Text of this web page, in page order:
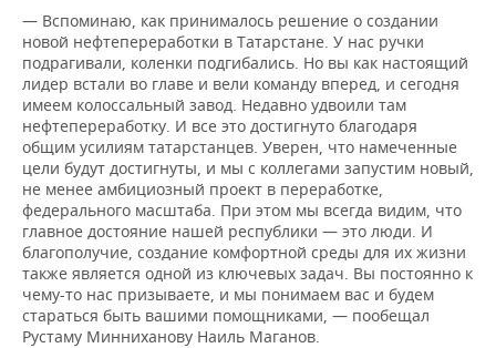
— Вспоминаю, как принималось решение о создании
новой нефтепереработки в Татарстане. У нас ручки
подрагивали, коленки подгибались. Но вы как настоящий
лидер встали во главе и вели команду вперед, и сегодня
имеем колоссальный завод. Недавно удвоили там
нефтепереработку. И все это достигнуто благодаря
общим усилиям татарстанцев. Уверен, что намеченные
цели будут достигнуты, и мы с коллегами запустим новый,
не менее амбициозный проект в переработке,
федерального масштаба. При этом мы всегда видим, что
главное достояние нашей республики — это люди. И
благополучие, создание комфортной среды для их жизни
также является одной из ключевых задач. Вы постоянно к
чему-то нас призываете, и мы понимаем вас и будем
стараться быть вашими помощниками, — пообещал
Рустаму Минниханову Наиль Маганов.